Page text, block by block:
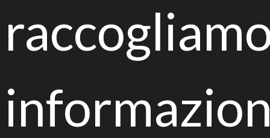
urban gardening, requalification actions and
social inclusion